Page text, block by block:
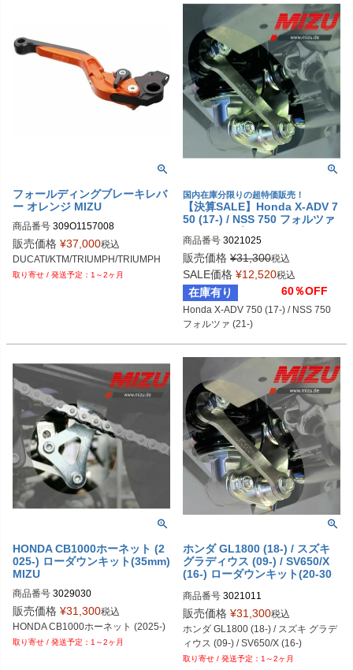
フォールディングブレーキレバ
ー オレンジ MIZU
商品番号 309O1157008
販売価格 ¥37,000税込
DUCATI/KTM/TRIUMPH/TRIUMPH
1～2ヶ月
国内在庫分限りの超特価販売！
【決算SALE】Honda X-ADV 7
50 (17-) / NSS 750 フォルツァ
MIZU
商品番号 3021025
販売価格 ¥31,300税込
SALE価格 ¥12,520税込
在庫有り 60％OFF
Honda X-ADV 750 (17-) / NSS 750
フォルツァ (21-)
HONDA CB1000ホーネット (2
025-) ローダウンキット(35mm)
MIZU
商品番号 3029030
販売価格 ¥31,300税込
HONDA CB1000ホーネット (2025-)
1～2ヶ月
ホンダ GL1800 (18-) / スズキ
グラディウス (09-) / SV650/X
(16-) ローダウンキット(20-30
商品番号 3021011
メーカーサイト：
https://mizushop.de/en/MIZU-lowerin
g-kit/3021011
販売価格 ¥31,300税込
ホンダ GL1800 (18-) / スズキ グラデ
ィウス (09-) / SV650/X (16-)
1～2ヶ月